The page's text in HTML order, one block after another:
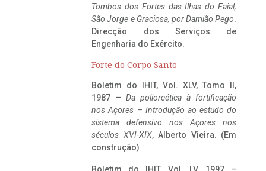
Tombos dos Fortes das Ilhas do Faial,
São Jorge e Graciosa, por Damião Pego.
Direcção dos Serviços de
Engenharia do Exército.
Forte do Corpo Santo
Boletim do IHIT, Vol. XLV, Tomo II,
1987 – Da poliorcética à fortificação
nos Açores – Introdução ao estudo do
sistema defensivo nos Açores nos
séculos XVI-XIX, Alberto Vieira. (Em
construção)